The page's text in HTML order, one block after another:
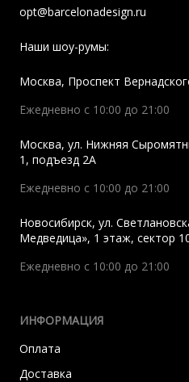
opt@barcelonadesign.ru
Наши шоу-румы:
Москва, Проспект
Ежедневно с 10:00 до 21:00
Москва, ул. Нижняя
1, подъезд 2A
Ежедневно с 10:00 до 21:00
Новосибирск, ул.
Медведица», 1 этаж, сектор
Ежедневно с 10:00 до 21:00
ИНФОРМАЦИЯ
Оплата
Доставка